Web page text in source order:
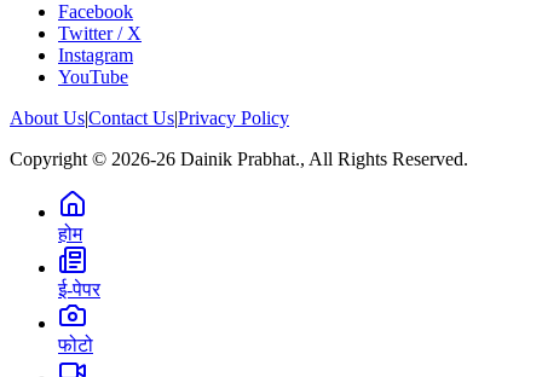
Facebook
Twitter / X
Instagram
YouTube
About Us|Contact Us|Privacy Policy
Copyright © 2026-26 Dainik Prabhat., All Rights Reserved.
होम
ई-पेपर
फोटो